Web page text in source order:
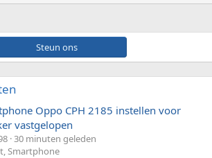
Steun ons
Oppo CPH 2185 instellen voor
vastgelopen
30 minuten geleden
Smartphone